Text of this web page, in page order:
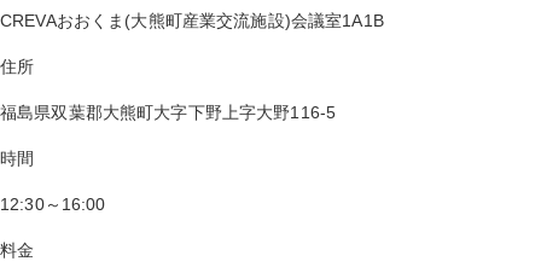
CREVAおおくま(大熊町産業交流施設)会議室1A1B
住所
福島県双葉郡大熊町大字下野上字大野116-5
時間
12:30～16:00
料金